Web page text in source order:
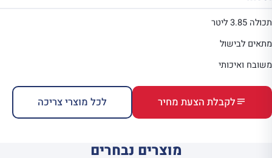
תכולה 3.85 ליטר
מתאים לבישול
משובח ואיכותי
לקבלת הצעת מחיר לכל מוצרי צריכה
מוצרים נבחרים